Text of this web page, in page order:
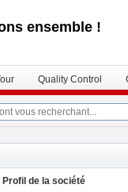
ensemble !
Quality Control
Profil de la société